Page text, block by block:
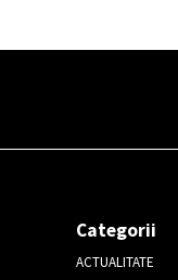
Categorii
ACTUALITATE